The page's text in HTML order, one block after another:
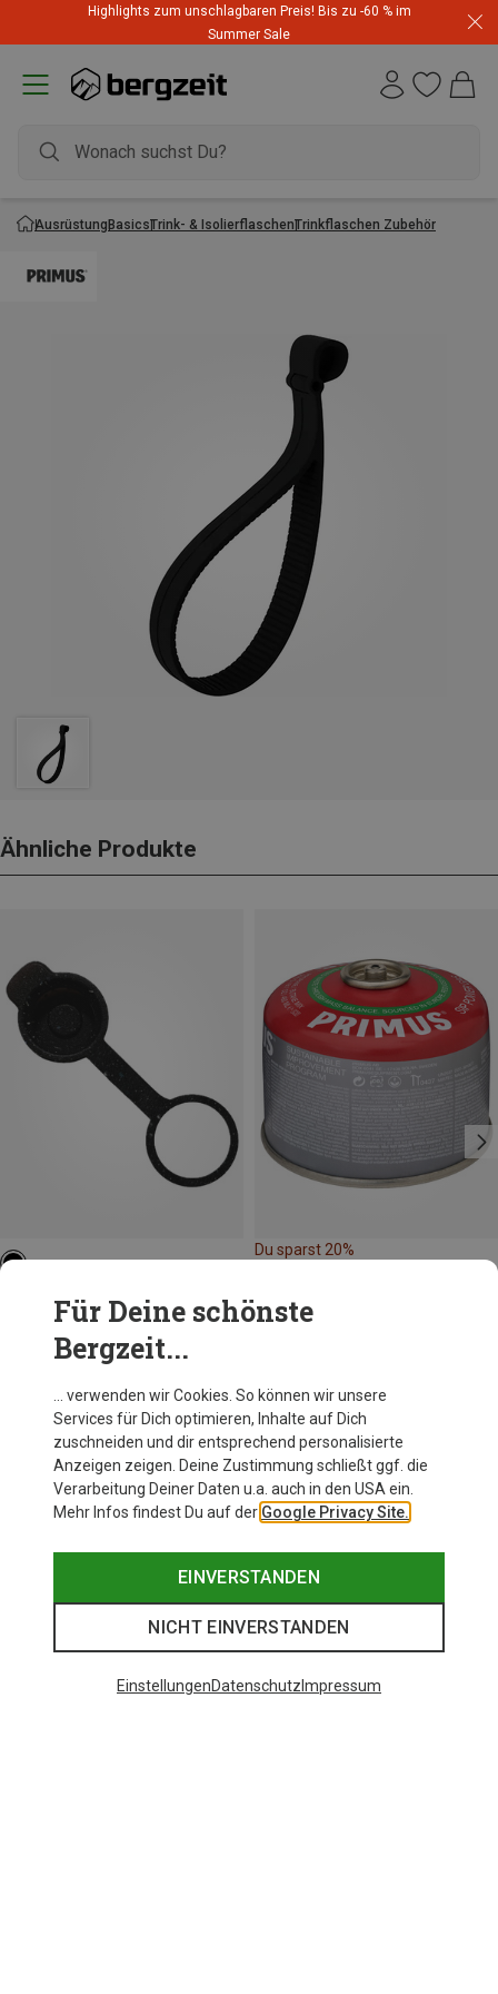
Highlights zum unschlagbaren Preis! Bis zu -60 % im
Summer Sale
AusrüstungBasicsTrink- & IsolierflaschenTrinkflaschen Zubehör
Ähnliche Produkte
Camelbak
Podium Mud Cap
Du sparst 20%
Andere Kunden kauften auch
Für Deine schönste
Bergzeit...
… verwenden wir Cookies. So können wir unsere
Services für Dich optimieren, Inhalte auf Dich
zuschneiden und dir entsprechend personalisierte
Anzeigen zeigen. Deine Zustimmung schließt ggf. die
Verarbeitung Deiner Daten u.a. auch in den USA ein.
Mehr Infos findest Du auf der Google Privacy Site.
EINVERSTANDEN
NICHT EINVERSTANDEN
EinstellungenDatenschutz Impressum